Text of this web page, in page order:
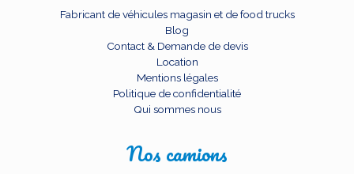
Fabricant de véhicules magasin et de food trucks
Blog
Contact & Demande de devis
Location
Mentions légales
Politique de confidentialité
Qui sommes nous
Nos camions